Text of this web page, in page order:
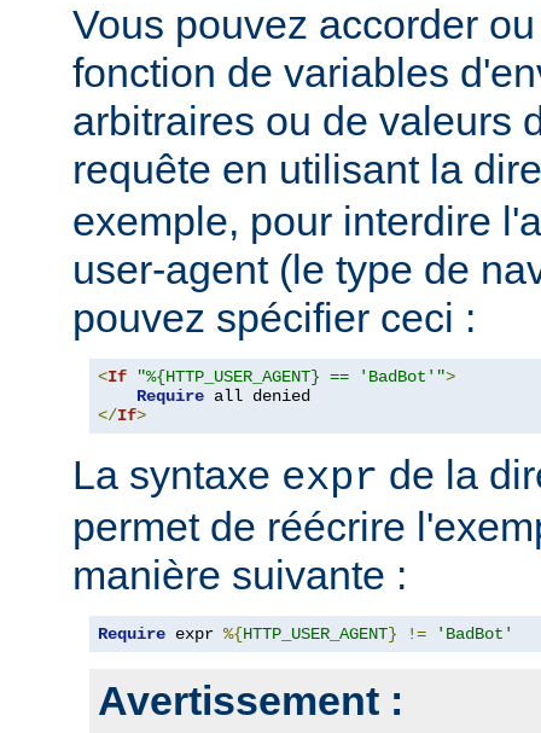
Vous pouvez accorder
fonction de variables
arbitraires ou de valeurs
requête en utilisant la
exemple, pour interdire
user-agent (le type de
pouvez spécifier ceci :
<If "%{HTTP_USER_AGENT} == 'BadBot'">
Require
</If>
La syntaxe expr de la
permet de réécrire
manière suivante :
Require expr %{HTTP_USER_AGENT} != 'BadBot'
Avertissement :